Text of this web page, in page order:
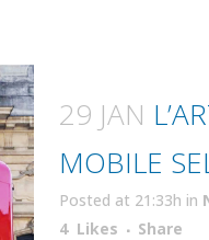
29 JAN
MOBILE
Posted at 21:33h in
4 Likes Share